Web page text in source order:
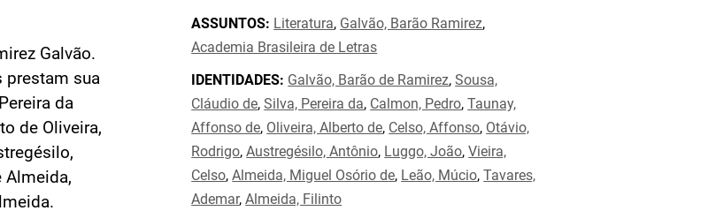
Galvão.
prestam sua
da
de Oliveira,
Almeida,
ASSUNTOS: Literatura, Galvão, Barão Ramirez,
Academia Brasileira de Letras
IDENTIDADES: Galvão, Barão de Ramirez,Sousa,
Cláudio de,Silva, Pereira da, Calmon, Pedro,Taunay,
Affonso de, Oliveira, Alberto de, Celso, Affonso, Otávio,
Rodrigo,Austregésilo, Antônio, Luggo, João,Vieira,
Celso,Almeida, Miguel Osório de, Leão, Múcio,Tavares,
Ademar,Almeida, Filinto